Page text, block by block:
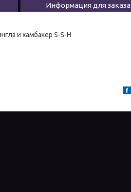
Информация для заказа
и хамбакер S-S-H